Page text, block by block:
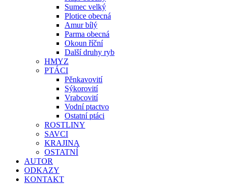
Sumec velký
Plotice obecná
Amur bílý
Parma obecná
Okoun říční
Další druhy ryb
HMYZ
PTÁCI
Pěnkavovití
Sýkorovití
Vrabcovití
Vodní ptactvo
Ostatní ptáci
ROSTLINY
SAVCI
KRAJINA
OSTATNÍ
AUTOR
ODKAZY
KONTAKT